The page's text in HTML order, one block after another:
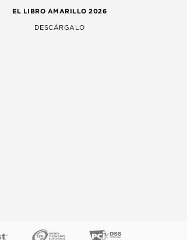
EL LIBRO AMARILLO 2026
DESCÁRGALO